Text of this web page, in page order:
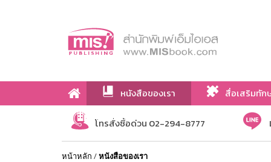
หนังสือของเรา
สื่อเสริมทัก
เกี่ยวกับเรา
โทรสั่งซื้อด่วน 02-294-8777
หน้าหลัก /หนังสือของเรา